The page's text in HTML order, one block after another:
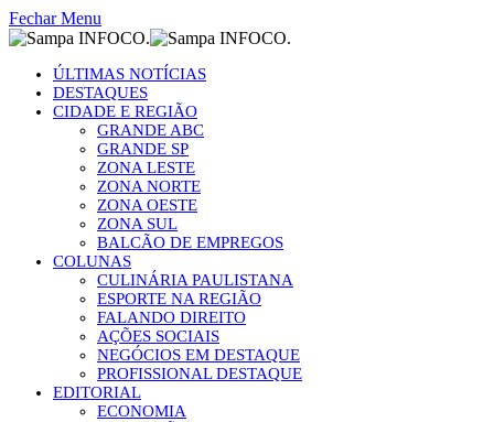
Fechar Menu
ÚLTIMAS NOTÍCIAS
DESTAQUES
CIDADE E REGIÃO
GRANDE ABC
GRANDE SP
ZONA LESTE
ZONA NORTE
ZONA OESTE
ZONA SUL
BALCÃO DE EMPREGOS
COLUNAS
CULINÁRIA PAULISTANA
ESPORTE NA REGIÃO
FALANDO DIREITO
AÇÕES SOCIAIS
NEGÓCIOS EM DESTAQUE
PROFISSIONAL DESTAQUE
EDITORIAL
ECONOMIA